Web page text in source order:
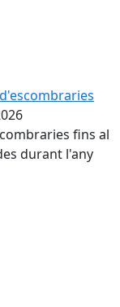
fins al
durant l'any